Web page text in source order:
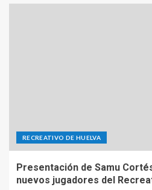
RECREATIVO DE HUELVA
Presentación de Samu
nuevos jugadores del